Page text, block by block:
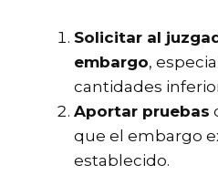
Solicitar al
embargo,
cantidades
Aportar pruebas
que el embargo
establecido.